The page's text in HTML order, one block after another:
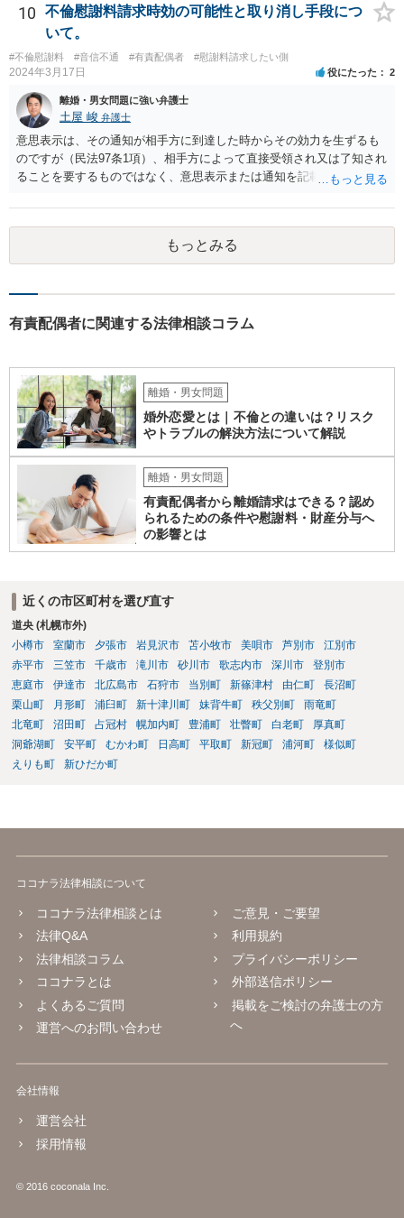
「主たる監護者が父母いずれか」という基準で判断されます。具体的
には、子が生まれてから現在に至るまで、産休・育休取得の有無、子
の衣食住の世話、子の傷病時の看病等、保育園や習い事への対応など
に関する具体的（中心的）監護実績をもとにして、他方配偶者と比較
して、自分が主として子を監護してきた者であるかどうかが重要にな
ります。【子供の監護は平日休日含めて8割私です。】ということでは
あるのですが、上記のとおり、様々な具体的な事情を踏まえて検討す
る必要があるので、最寄りの弁護士などに個別に相談することをお勧
めいたします。
10
不倫慰謝料請求時効の可能性と取り消し手段につ
いて。
#不倫慰謝料 #音信不通 #有責配偶者 #慰謝料請求したい側
2024年3月17日 役にたった 2
離婚・男女問題に強い弁護士
土屋 峻 弁護士
意思表示は、その通知が相手方に到達した時からその効力を生ずるも
のですが（民法97条1項）、相手方によって直接受領され又は了知され
ることを要するものではなく、意思表示または通知を記載した書面
られます（最判昭和43年12月17日）。したがって、相手方の支配圏内
に入っていれば（郵便受けに投函するなど。実際には配達証明などを
つけたほうがよいでしょう。）、時効の完成猶予の効果を享受できる
と考えます。 その結果、催告の時効完成猶予期間の6か月の間に訴訟
もっとみる
有責配偶者に関連する法律相談コラム
離婚・男女問題
婚外恋愛とは｜不倫との違いは？リスク
やトラブルの解決方法について解説
離婚・男女問題
有責配偶者から離婚請求はできる？認め
られるための条件や慰謝料・財産分与へ
の影響とは
近くの市区町村を選び直す
道央 (札幌市外)
小樽市
室蘭市 夕張市 岩見沢市 苫小牧市 美唄市 芦別市
江別市
赤平市
三笠市 千歳市 滝川市 砂川市 歌志内市 深川市
登別市
恵庭市
伊達市 北広島市 石狩市 当別町 新篠津村 由仁町
長沼町
栗山町
月形町 浦臼町 新十津川町 妹背牛町 秩父別町
雨竜町
北竜町
沼田町 占冠村 幌加内町 豊浦町 壮瞥町 白老町
厚真町
洞爺湖町
安平町 むかわ町 日高町 平取町 新冠町 浦河町
様似町
えりも町
新ひだか町
ココナラ法律相談について
ココナラ法律相談とは
法律Q&A
法律相談コラム
ココナラとは
よくあるご質問
運営へのお問い合わせ
ご意見・ご要望
利用規約
プライバシーポリシー
外部送信ポリシー
掲載をご検討の弁護士の方
へ
会社情報
運営会社
採用情報
© 2016 coconala Inc.